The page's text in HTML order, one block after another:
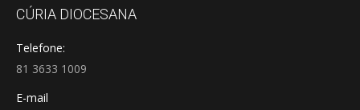
CÚRIA DIOCESANA
Telefone:
81 3633 1009
E-mail